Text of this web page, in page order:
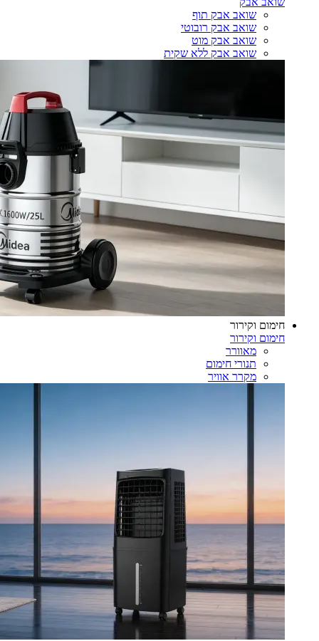
שואב אבק תוף
שואב אבק רובוטי
שואב אבק מוט
שואב אבק ללא שקית
חימום וקירור
חימום וקירור
מאוורר
תנורי חימום
מקרר אוויר